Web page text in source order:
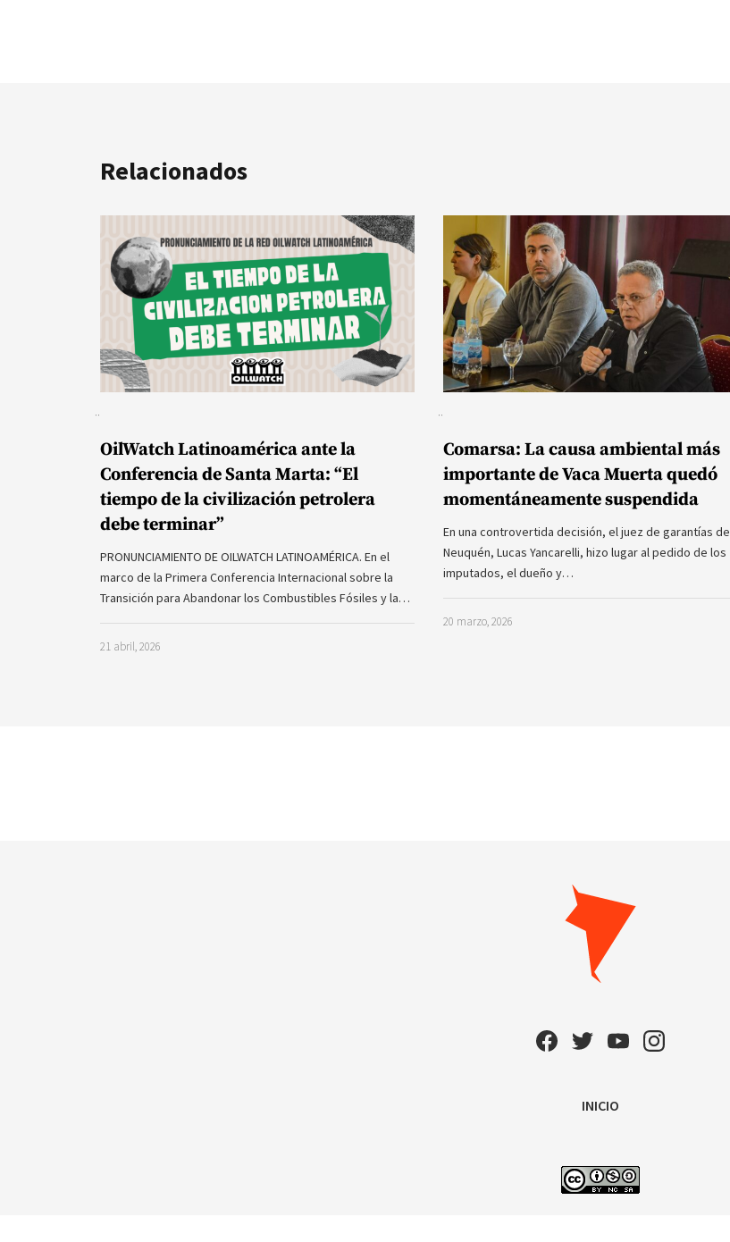
Relacionados
OilWatch Latinoamérica ante la
Conferencia de Santa Marta: “El
tiempo de la civilización petrolera
debe terminar”
PRONUNCIAMIENTO DE OILWATCH LATINOAMÉRICA. En el
marco de la Primera Conferencia Internacional sobre la
Transición para Abandonar los Combustibles Fósiles y la…
21 abril, 2026
Comarsa: La causa ambiental más
importante de Vaca Muerta quedó
momentáneamente suspendida
En una controvertida decisión, el juez de garantías de
Neuquén, Lucas Yancarelli, hizo lugar al pedido de los
imputados, el dueño y…
20 marzo, 2026
INICIO